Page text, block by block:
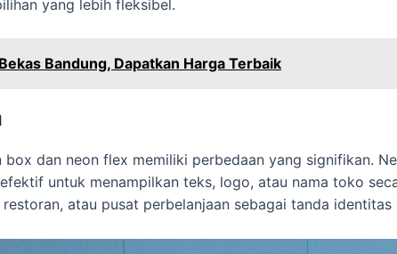
yang lebih fleksibel.
Bandung, Dapatkan Harga Terbaik
dan neon flex memiliki perbedaan yang signifikan.
untuk menampilkan teks, logo, atau nama toko
atau pusat perbelanjaan sebagai tanda identitas